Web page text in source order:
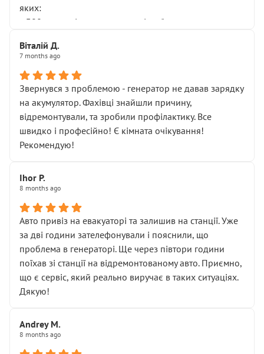
яких:
• 300 грн — діагностика гальмівної системи
НЕ погоджував
послуга. Тим більше, я був поруч і жодної реальної
діагностики ходової не проводилось. Після
зауваження гроші за цю “послугу” повернули, що
лише підтвердило мою правоту.
Але головне — я виїжджаю з боксу, і скрип у гальмах
залишився таким самим, як і був. Тобто оплачена
Далі ситуація тільки погіршилась:
• сказали, що тепер “потрібно знімати колеса”
• що біля авто стояти вже не можна
• почали озвучувати купу додаткових робіт без
чіткого пояснення
( ну все зняли та доробили) дякую!
Окремий момент, який виглядає абсурдно:
мені заявили, що бачок гальмівної рідини потрібно
міняти разом із головним гальмівним циліндром у
Для людини, яка хоча б трохи розуміється на техніці,
це звучить як мінімум непрофесійно, а як максимум —
спроба продати дорогий вузол замість елементарних
Віталій Д.
7 months ago
Звернувся з проблемою - генератор не давав зарядку
на акумулятор. Фахівці знайшли причину,
відремонтували, та зробили профілактику. Все
швидко і професійно! Є кімната очікування!
Рекомендую!
Ihor P.
8 months ago
Авто привіз на евакуаторі та залишив на станції. Уже
за дві години зателефонували і пояснили, що
проблема в генераторі. Ще через півтори години
поїхав зі станції на відремонтованому авто. Приємно,
що є сервіс, який реально виручає в таких ситуаціях.
Дякую!
Andrey M.
8 months ago